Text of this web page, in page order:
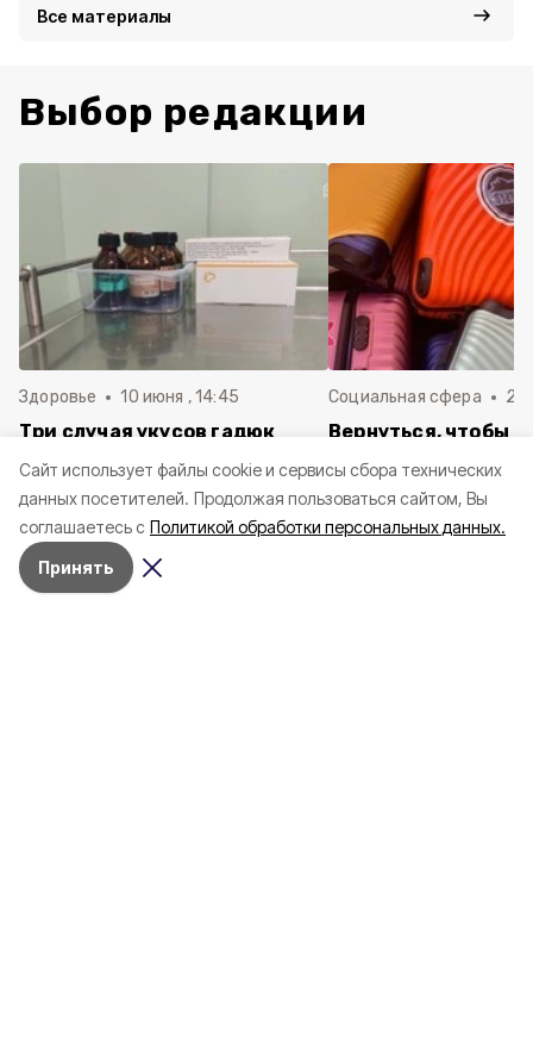
Cайт использует файлы cookie и сервисы сбора технических
данных посетителей. Продолжая пользоваться сайтом, Вы
соглашаетесь с Политикой обработки персональных данных.
Принять
Все материалы
Выбор редакции
Здоровье 10 июня , 14:45
Три случая укусов гадюк
Белгородской области с
начала года
Социальная сфера 20
Вернуться, чтобы
в Белгородскую
пять лет